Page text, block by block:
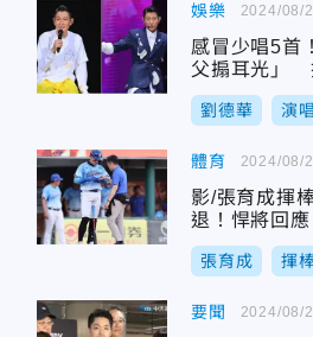
娛樂
感冒少唱5首
父搧耳光」
香港
劉德華 演
2024/08/
體育
影/張育成揮
退！悍將回
張育成 揮
2024/08/
要聞 2024/08/